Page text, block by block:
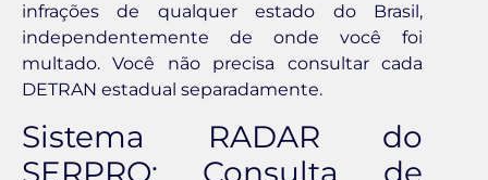
infrações de qualquer estado do Brasil,
independentemente de onde você foi
multado. Você não precisa consultar cada
DETRAN estadual separadamente.
Sistema RADAR do
SERPRO: Consulta de